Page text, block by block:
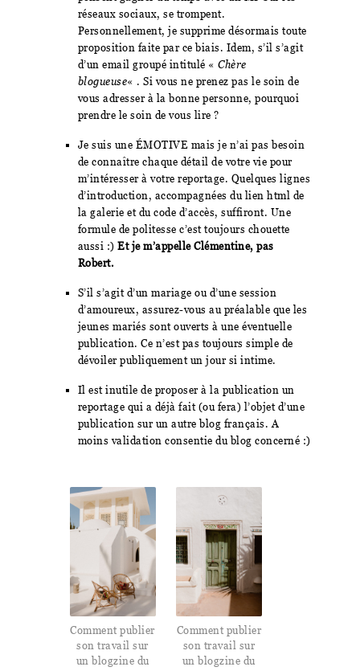
réseaux sociaux, se trompent.
Personnellement, je supprime désormais toute
proposition faite par ce biais. Idem, s’il s’agit
d’un email groupé intitulé « Chère
blogueuse« . Si vous ne prenez pas le soin de
vous adresser à la bonne personne, pourquoi
prendre le soin de vous lire ?
Je suis une ÉMOTIVE mais je n’ai pas besoin
de connaître chaque détail de votre vie pour
m’intéresser à votre reportage. Quelques lignes
d’introduction, accompagnées du lien html de
la galerie et du code d’accès, suffiront. Une
formule de politesse c’est toujours chouette
aussi :) Et je m’appelle Clémentine, pas
Robert.
S’il s’agit d’un mariage ou d’une session
d’amoureux, assurez-vous au préalable que les
jeunes mariés sont ouverts à une éventuelle
publication. Ce n’est pas toujours simple de
dévoiler publiquement un jour si intime.
Il est inutile de proposer à la publication un
reportage qui a déjà fait (ou fera) l’objet d’une
publication sur un autre blog français. A
moins validation consentie du blog concerné :)
Comment publier
son travail sur
un blogzine du
Comment publier
son travail sur
un blogzine du